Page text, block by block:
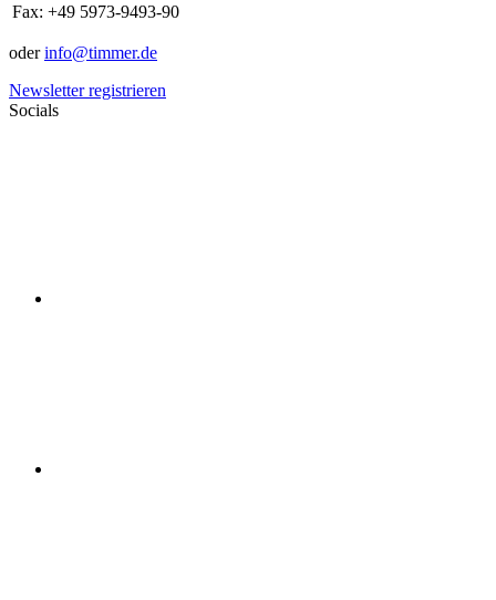
Fax: +49 5973-9493-90
oderinfo@timmer.de
Newsletter registrieren
Socials